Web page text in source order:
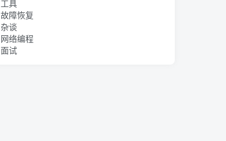
工具
故障恢复
杂谈
网络编程
面试